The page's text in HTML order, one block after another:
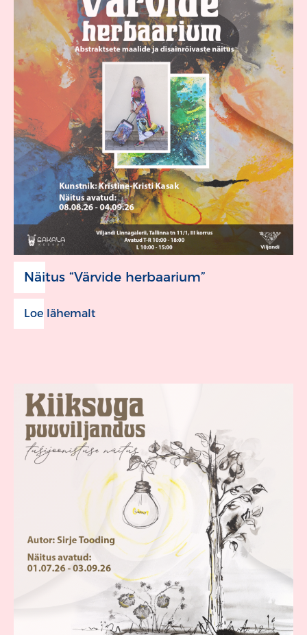
Näitus “Värvide herbaarium”
Loe lähemalt